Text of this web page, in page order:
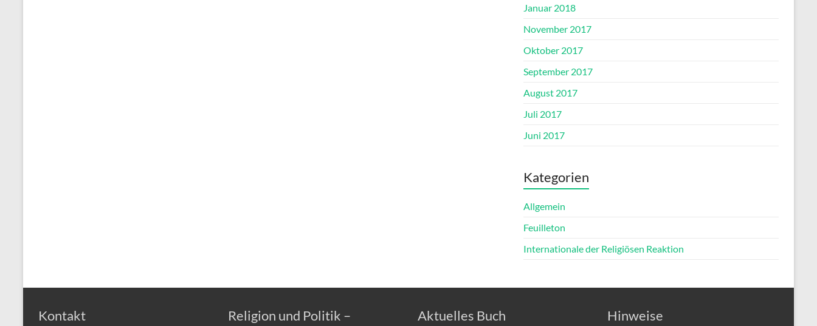
Januar 2018
November 2017
Oktober 2017
September 2017
August 2017
Juli 2017
Juni 2017
Kategorien
Allgemein
Feuilleton
Internationale der Religiösen Reaktion
Kontakt
Religion und Politik –
Aktuelles Buch Hinweise